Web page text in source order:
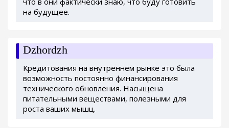
на будущее.
Dzhordzh
Кредитования на внутреннем рынке это была
возможность постоянно финансирования
технического обновления. Насыщена
питательными веществами, полезными для
роста ваших мышц.